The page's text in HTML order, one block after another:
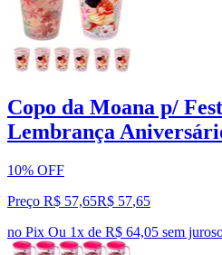
Copo da Moana p/
Lembrança
10% OFF
Preço R$ 57,65R$ 57,65
no Pix Ou 1x de R$ 64,05 sem juros